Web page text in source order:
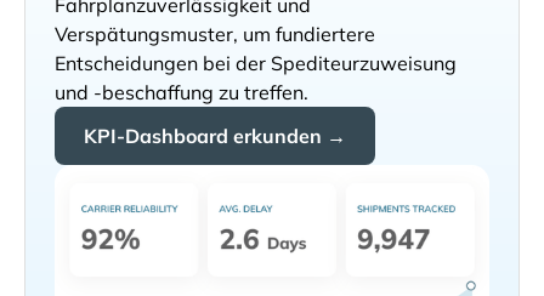
Fahrplanzuverlässigkeit und
Verspätungsmuster, um fundiertere
Entscheidungen bei der Spediteurzuweisung
und -beschaffung zu treffen.
KPI-Dashboard erkunden →